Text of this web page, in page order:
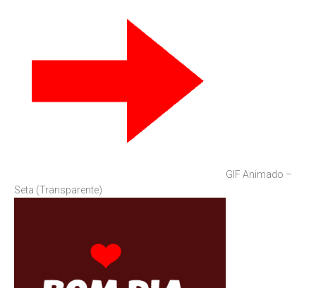
GIF Animado –
Seta (Transparente)